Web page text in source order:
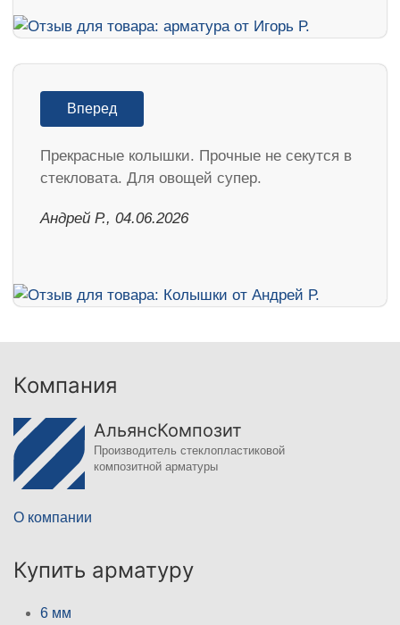
Вперед
Прекрасные колышки. Прочные не секутся в
стекловата. Для овощей супер.
Андрей Р., 04.06.2026
Компания
АльянсКомпозит
Производитель стеклопластиковой
композитной арматуры
О компании
Купить арматуру
6 мм